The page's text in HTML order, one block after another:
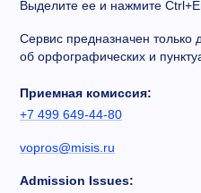
Выделите ее и нажмите
Сервис предназначен только
об орфографических и
Приемная комиссия:
+7 499 649-44-80
vopros@misis.ru
Admission Issues: